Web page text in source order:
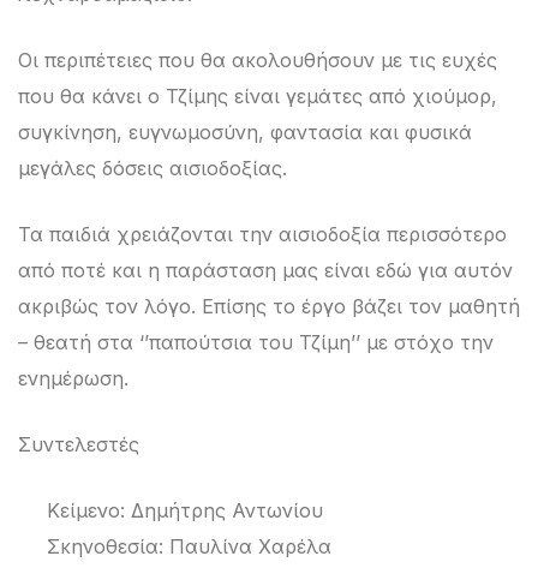
Οι περιπέτειες που θα ακολουθήσουν με τις ευχές
που θα κάνει ο Τζίμης είναι γεμάτες από χιούμορ,
συγκίνηση, ευγνωμοσύνη, φαντασία και φυσικά
μεγάλες δόσεις αισιοδοξίας.
Τα παιδιά χρειάζονται την αισιοδοξία περισσότερο
από ποτέ και η παράσταση μας είναι εδώ για αυτόν
ακριβώς τον λόγο. Επίσης το έργο βάζει τον μαθητή
– θεατή στα ‘’παπούτσια του Τζίμη’’ με στόχο την
ενημέρωση.
Συντελεστές
Κείμενο: Δημήτρης Αντωνίου
Σκηνοθεσία: Παυλίνα Χαρέλα